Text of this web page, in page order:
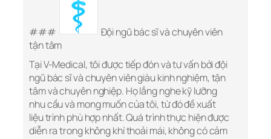
### ‍
Đội ngũ bác sĩ và chuyên viên
tận tâm
Tại V-Medical, tôi được tiếp đón và tư vấn bởi đội
ngũ bác sĩ và chuyên viên giàu kinh nghiệm, tận
tâm và chuyên nghiệp. Họ lắng nghe kỹ lưỡng
nhu cầu và mong muốn của tôi, từ đó đề xuất
liệu trình phù hợp nhất. Quá trình thực hiện được
diễn ra trong không khí thoải mái, không có cảm